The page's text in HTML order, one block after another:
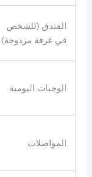
الفندق (للشخص
في غرفة مزدوجة)
الوجبات اليومية
المواصلات